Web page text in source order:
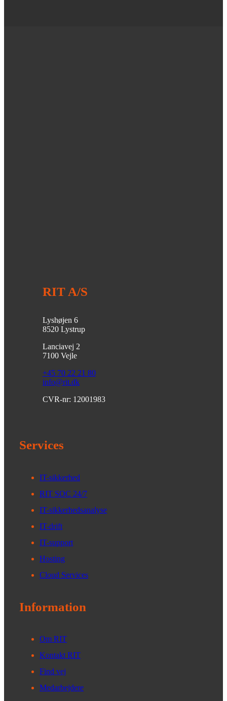
RIT A/S
Lyshøjen 6
8520 Lystrup
Lanciavej 2
7100 Vejle
+45 70 22 21 80
info@rit.dk
CVR-nr: 12001983
Services
IT-sikkerhed
RIT SOC 24/7
IT-sikkerhedsanalyse
IT-drift
IT-support
Hosting
Cloud Services
Information
Om RIT
Kontakt RIT
Find vej
Medarbejdere